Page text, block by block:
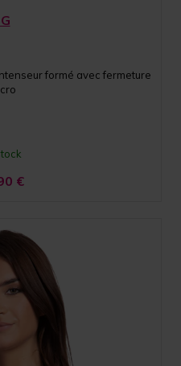
formé avec fermeture
€